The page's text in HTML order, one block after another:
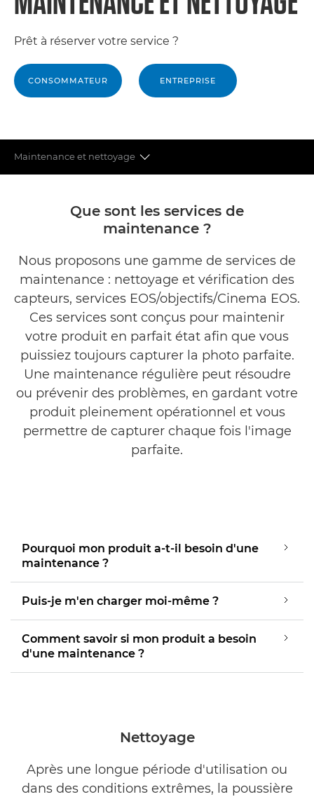
Prêt à réserver votre service ?
CONSOMMATEUR ENTREPRISE
Maintenance et nettoyage
Calage AF
Pixels défectueux
Que sont les services de
maintenance ?
Nous proposons une gamme de services de
maintenance : nettoyage et vérification des
capteurs, services EOS/objectifs/Cinema EOS.
Ces services sont conçus pour maintenir
votre produit en parfait état afin que vous
puissiez toujours capturer la photo parfaite.
Une maintenance régulière peut résoudre
ou prévenir des problèmes, en gardant votre
produit pleinement opérationnel et vous
permettre de capturer chaque fois l'image
parfaite.
Pourquoi mon produit a-t-il besoin d'une
maintenance ?
Puis-je m'en charger moi-même ?
Comment savoir si mon produit a besoin
d'une maintenance ?
Nettoyage
Après une longue période d'utilisation ou
dans des conditions extrêmes, la poussière